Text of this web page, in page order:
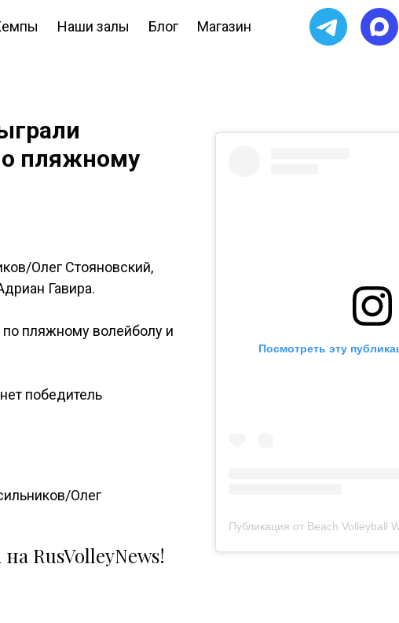
Наши залы Блог Магазин
пляжному
Олег Стояновский,
Гавира.
пляжному волейболу и
победитель
Олег
RusVolleyNews!
Посмотреть эту